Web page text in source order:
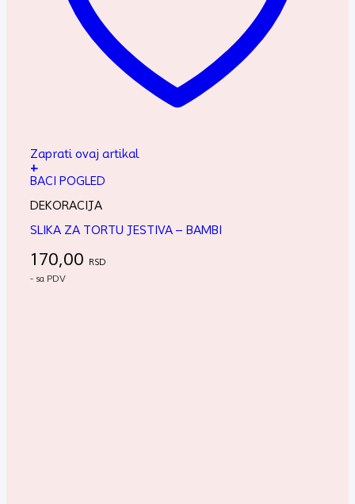
Zaprati ovaj artikal
+
BACI POGLED
DEKORACIJA
SLIKA ZA TORTU JESTIVA – BAMBI
170,00 RSD
- sa PDV